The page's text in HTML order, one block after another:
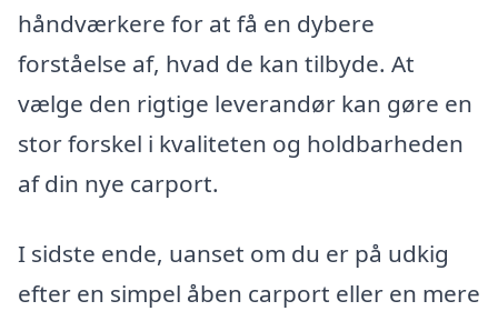
håndværkere for at få en dybere
forståelse af, hvad de kan tilbyde. At
vælge den rigtige leverandør kan gøre en
stor forskel i kvaliteten og holdbarheden
af din nye carport.
I sidste ende, uanset om du er på udkig
efter en simpel åben carport eller en mere